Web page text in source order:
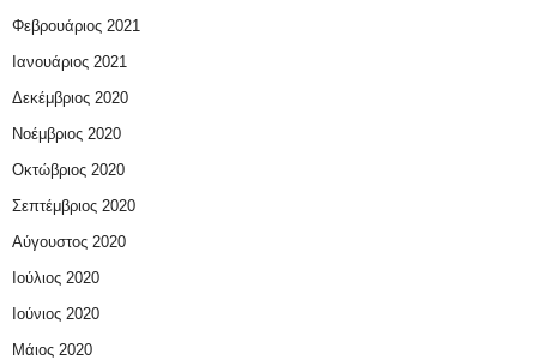
Φεβρουάριος 2021
Ιανουάριος 2021
Δεκέμβριος 2020
Νοέμβριος 2020
Οκτώβριος 2020
Σεπτέμβριος 2020
Αύγουστος 2020
Ιούλιος 2020
Ιούνιος 2020
Μάιος 2020